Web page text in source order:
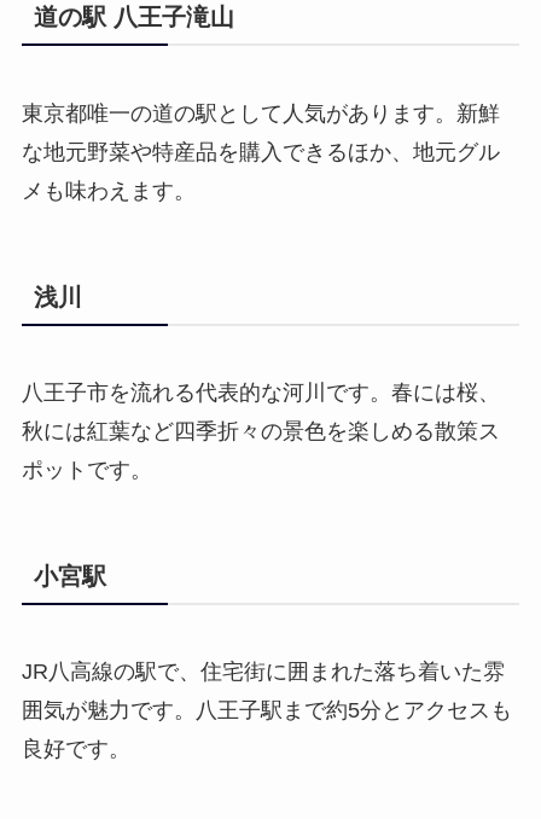
道の駅 八王子滝山
東京都唯一の道の駅として人気があります。新鮮
な地元野菜や特産品を購入できるほか、地元グル
メも味わえます。
浅川
八王子市を流れる代表的な河川です。春には桜、
秋には紅葉など四季折々の景色を楽しめる散策ス
ポットです。
小宮駅
JR八高線の駅で、住宅街に囲まれた落ち着いた雰
囲気が魅力です。八王子駅まで約5分とアクセスも
良好です。